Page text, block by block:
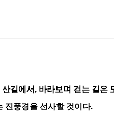
길에서, 바라보며 걷는 길
진풍경을 선사할 것이다.